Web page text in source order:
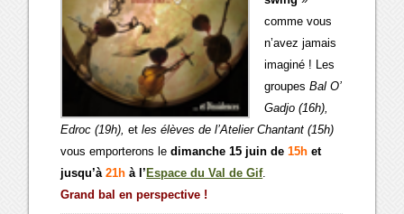
comme vous
n’avez jamais
imaginé ! Les
groupesBal O’
Gadjo (16h),
Edroc (19h),et les élèves de l’Atelier Chantant (15h)
vous emporterons ledimanche 15 juin de15h et
jusqu’à21h à l’ Espace du Val de Gif.
Grand bal en perspective !